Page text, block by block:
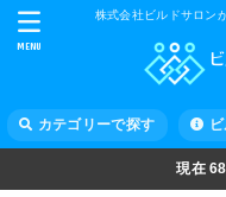
株式会社ビルドサロン
カテゴリーで探す
MENU
現在